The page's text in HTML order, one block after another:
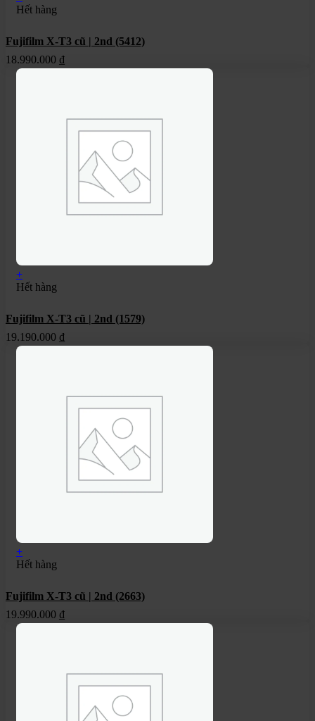
Hết hàng
Fujifilm X-T3 cũ | 2nd (5412)
18.990.000 ₫
+
Hết hàng
Fujifilm X-T3 cũ | 2nd (1579)
19.190.000 ₫
+
Hết hàng
Fujifilm X-T3 cũ | 2nd (2663)
19.990.000 ₫